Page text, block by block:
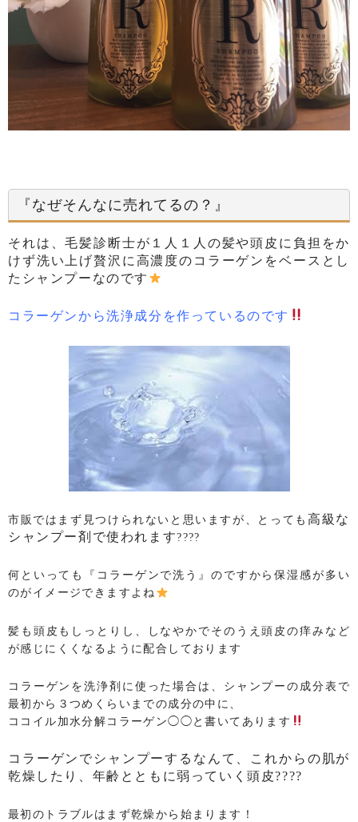
『なぜそんなに売れてるの？』
それは、毛髪診断士が１人１人の髪や頭皮に負担をか
けず洗い上げ贅沢に高濃度のコラーゲンをベースとし
たシャンプーなのです
コラーゲンから洗浄成分を作っているのです
市販ではまず見つけられないと思いますが、とっても 高級な
シャンプー剤で使われます????
何といっても『コラーゲンで洗う』のですから保湿感が多い
のがイメージできますよね
髪も頭皮もしっとりし、しなやかでそのうえ頭皮の痒みなど
が感じにくくなるように配合しております
コラーゲンを洗浄剤に使った場合は、シャンプーの成分表で
最初から３つめくらいまでの成分の中に、
ココイル加水分解コラーゲン◯◯と書いてあります
コラーゲンでシャンプーするなんて、これからの肌が
乾燥したり、年齢とともに弱っていく頭皮????
最初のトラブルはまず乾燥から始まります！